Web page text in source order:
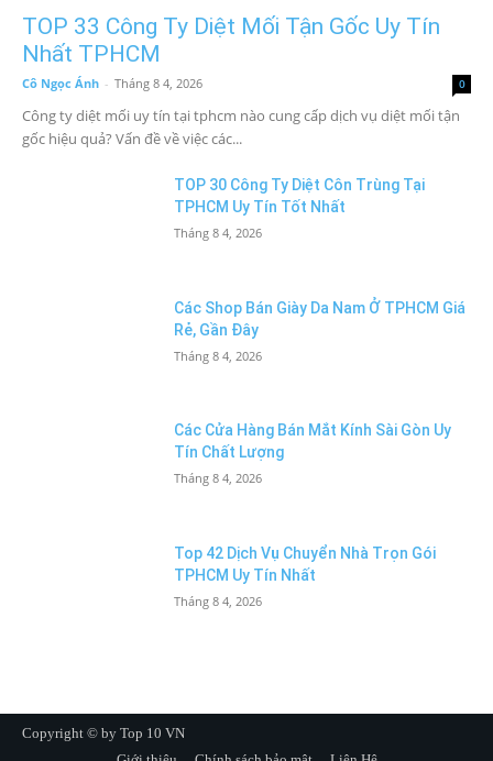
TOP 33 Công Ty Diệt Mối Tận Gốc Uy Tín
Nhất TPHCM
Cô Ngọc Ánh - Tháng 8 4, 2026 0
Công ty diệt mối uy tín tại tphcm nào cung cấp dịch vụ diệt mối tận
gốc hiệu quả? Vấn đề về việc các...
TOP 30 Công Ty Diệt Côn Trùng Tại
TPHCM Uy Tín Tốt Nhất
Tháng 8 4, 2026
Các Shop Bán Giày Da Nam Ở TPHCM Giá
Rẻ, Gần Đây
Tháng 8 4, 2026
Các Cửa Hàng Bán Mắt Kính Sài Gòn Uy
Tín Chất Lượng
Tháng 8 4, 2026
Top 42 Dịch Vụ Chuyển Nhà Trọn Gói
TPHCM Uy Tín Nhất
Tháng 8 4, 2026
Copyright © by Top 10 VN